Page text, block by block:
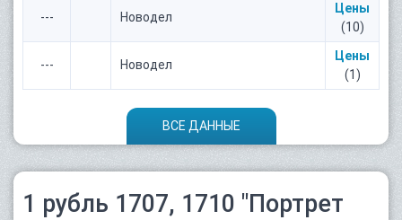
--- Новодел
Цены
(10)
--- Новодел
Цены
(1)
ВСЕ ДАННЫЕ
1 рубль 1707, 1710 "Портрет